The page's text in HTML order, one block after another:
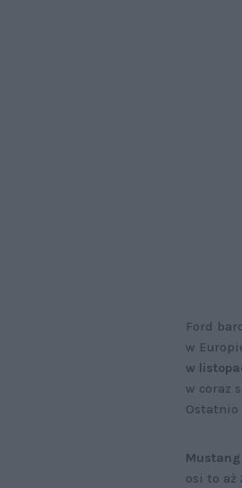
Ford
w
w
w coraz
Ostatnio
Mustang
osi to aż